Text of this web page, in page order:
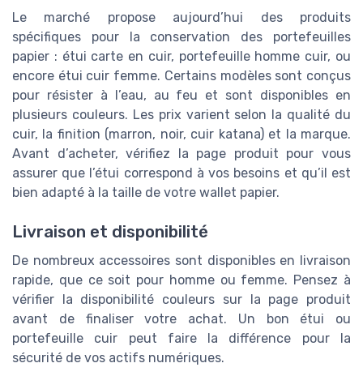
Le marché propose aujourd’hui des produits
spécifiques pour la conservation des portefeuilles
papier : étui carte en cuir, portefeuille homme cuir, ou
encore étui cuir femme. Certains modèles sont conçus
pour résister à l’eau, au feu et sont disponibles en
plusieurs couleurs. Les prix varient selon la qualité du
cuir, la finition (marron, noir, cuir katana) et la marque.
Avant d’acheter, vérifiez la page produit pour vous
assurer que l’étui correspond à vos besoins et qu’il est
bien adapté à la taille de votre wallet papier.
Livraison et disponibilité
De nombreux accessoires sont disponibles en livraison
rapide, que ce soit pour homme ou femme. Pensez à
vérifier la disponibilité couleurs sur la page produit
avant de finaliser votre achat. Un bon étui ou
portefeuille cuir peut faire la différence pour la
sécurité de vos actifs numériques.